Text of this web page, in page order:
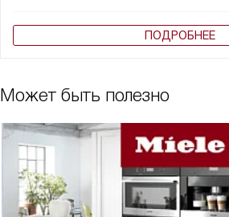
ПОДРОБНЕЕ
Может быть полезно